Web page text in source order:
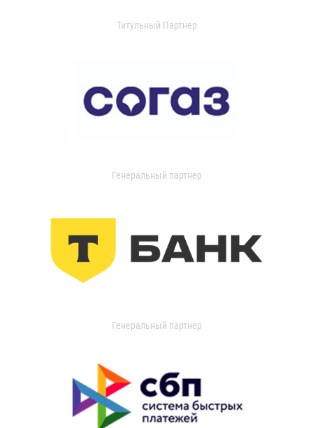
Титульный Партнер
Генеральный партнер
Генеральный партнер